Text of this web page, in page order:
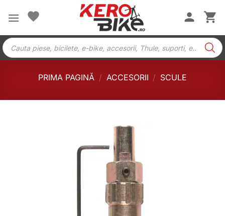
Products
search
PRIMA PAGINĂ / ACCESORII / SCULE